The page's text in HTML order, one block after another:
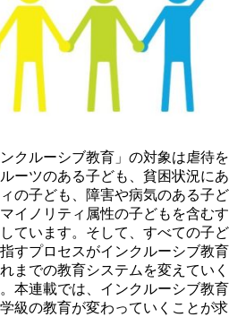
クルーシブ教育」の対象は虐待を
ーツのある子ども、貧困状況にあ
の子ども、障害や病気のある子ど
イノリティ属性の子どもを含むす
ています。そして、 すべての子ど
すプロセスがインクルーシブ教育
までの教育システムを変えていく
本連載では、インクルーシブ教育
級の教育が変わっていくことが求